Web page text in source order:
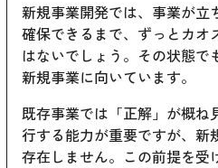
新規事業開発では、事業が立
確保できるまで、ずっとカオ
はないでしょう。その状態で
新規事業に向いています。
既存事業では「正解」が概ね
行する能力が重要ですが、新
存在しません。この前提を受